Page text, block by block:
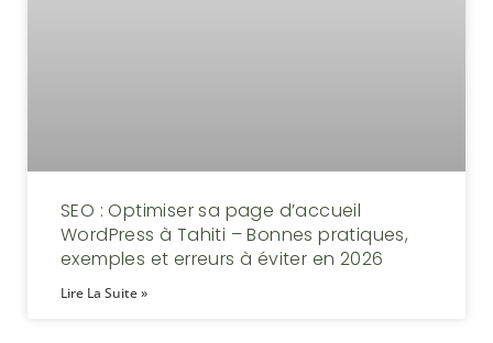
SEO : Optimiser sa page d’accueil
WordPress à Tahiti – Bonnes pratiques,
exemples et erreurs à éviter en 2026
Lire La Suite »